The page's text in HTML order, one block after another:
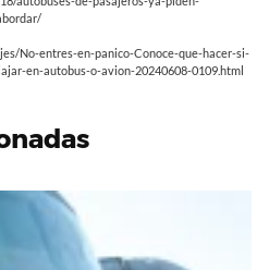
No-entres-en-panico-Conoce-que-hacer-si-
en-autobus-o-avion-20240608-0109.html